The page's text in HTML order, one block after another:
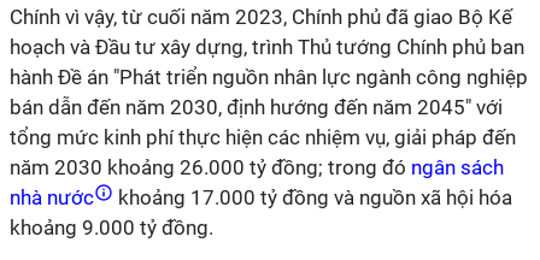
Chính vì vậy, từ cuối năm 2023, Chính phủ đã giao Bộ Kế
hoạch và Đầu tư xây dựng, trình Thủ tướng Chính phủ ban
hành Đề án "Phát triển nguồn nhân lực ngành công nghiệp
bán dẫn đến năm 2030, định hướng đến năm 2045" với
tổng mức kinh phí thực hiện các nhiệm vụ, giải pháp đến
năm 2030 khoảng 26.000 tỷ đồng; trong đó ngân sách
nhà nước
khoảng 17.000 tỷ đồng và nguồn xã hội hóa
khoảng 9.000 tỷ đồng.